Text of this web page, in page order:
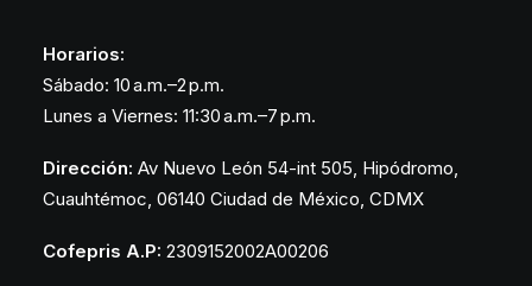
Horarios:
Sábado: 10 a.m.–2 p.m.
Lunes a Viernes: 11:30 a.m.–7 p.m.
Dirección: Av Nuevo León 54-int 505, Hipódromo,
Cuauhtémoc, 06140 Ciudad de México, CDMX
Cofepris A.P: 2309152002A00206